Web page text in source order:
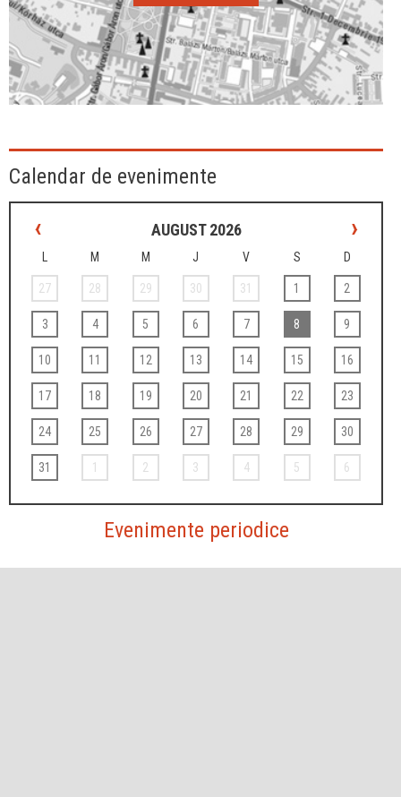
Calendar de evenimente
‹ AUGUST 2026 ›
M M J V S D
27 28 29 30 31 1 2
3 4 5 6 7 8 9
10 11 12 13 14 15 16
17 18 19 20 21 22 23
24 25 26 27 28 29 30
31 1 2 3 4 5 6
Evenimente periodice